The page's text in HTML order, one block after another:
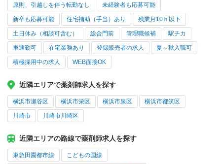
原則、引越しを伴う転勤なし 未経験者も応募可能
新卒も応募可能 住宅補助（手当）あり 残業月10ｈ以下
土日休み（相談可含む） 総合門前 管理職候補 駅チカ
車通勤可 在宅業務あり 登録販売者の求人 夏～秋入職可
積極採用中の求人 WEB面接OK
近隣エリアで薬剤師求人を探す
横浜市瀬谷区 横浜市栄区 横浜市泉区 横浜市都筑区
川崎市 川崎市川崎区
近隣エリアの路線で薬剤師求人を探す
東急田園都市線 こどもの国線